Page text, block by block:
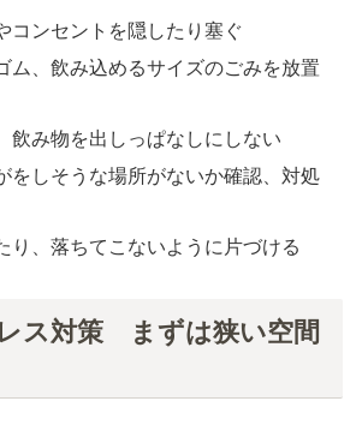
コンセントを隠したり塞ぐ
ム、飲み込めるサイズのごみを放置
飲み物を出しっぱなしにしない
をしそうな場所がないか確認、対処
り、落ちてこないように片づける
ス対策 まずは狭い空間